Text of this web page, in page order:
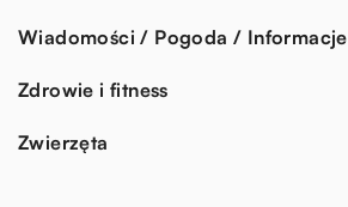
Wiadomości / Pogoda / Informacje
Zdrowie i fitness
Zwierzęta